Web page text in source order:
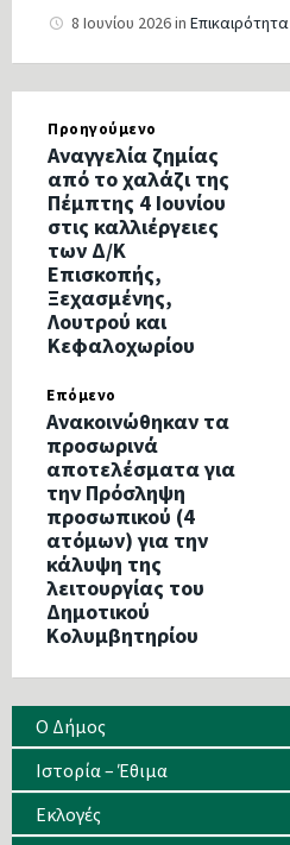
8 Ιουνίου 2026in Επικαιρότητα
Προηγούμενο
Αναγγελία ζημίας
από το χαλάζι της
Πέμπτης 4 Ιουνίου
στις καλλιέργειες
των Δ/Κ
Επισκοπής,
Ξεχασμένης,
Λουτρού και
Κεφαλοχωρίου
Επόμενο
Ανακοινώθηκαν τα
προσωρινά
αποτελέσματα για
την Πρόσληψη
προσωπικού (4
ατόμων) για την
κάλυψη της
λειτουργίας του
Δημοτικού
Κολυμβητηρίου
Ο Δήμος
Ιστορία – Έθιμα
Eκλογές